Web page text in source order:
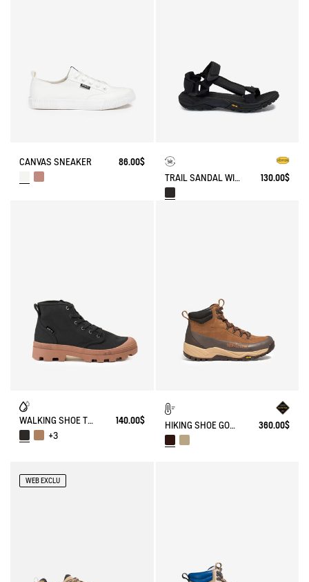
CANVAS SNEAKER
86.00$
TRAIL SANDAL WITH VIBRAM OUTSOLE
130.00$
WALKING SHOE TENERE
140.00$
+3
HIKING SHOE GORE-TEX OVERTRACK 360.00$
WEB EXCLU